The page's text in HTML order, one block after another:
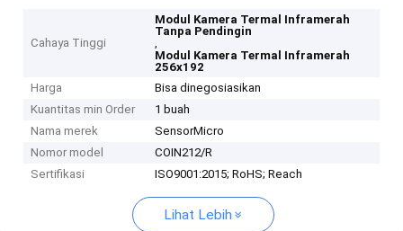
Cahaya Tinggi
Modul Kamera Termal Inframerah
Tanpa Pendingin
,
Modul Kamera Termal Inframerah
256x192
Harga
Bisa dinegosiasikan
Kuantitas min Order
1 buah
Nama merek
SensorMicro
Nomor model
COIN212/R
Sertifikasi
ISO9001:2015; RoHS; Reach
Lihat Lebih